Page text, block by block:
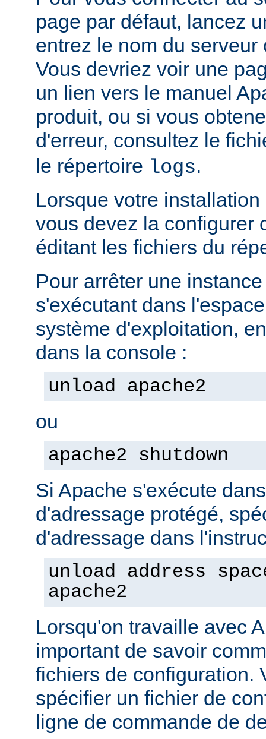
page par défaut, lancez
entrez le nom du serveur
Vous devriez voir une
un lien vers le manuel
produit, ou si vous
d'erreur, consultez le
le répertoire logs.
Lorsque votre
vous devez la configurer
éditant les fichiers du
Pour arrêter une
s'exécutant dans
système d'exploitation,
dans la console :
unload apache2
ou
apache2 shutdown
Si Apache s'exécute
d'adressage protégé,
d'adressage dans
unload address
apache2
Lorsqu'on travaille avec
important de savoir
fichiers de configuration.
spécifier un fichier de
ligne de commande de